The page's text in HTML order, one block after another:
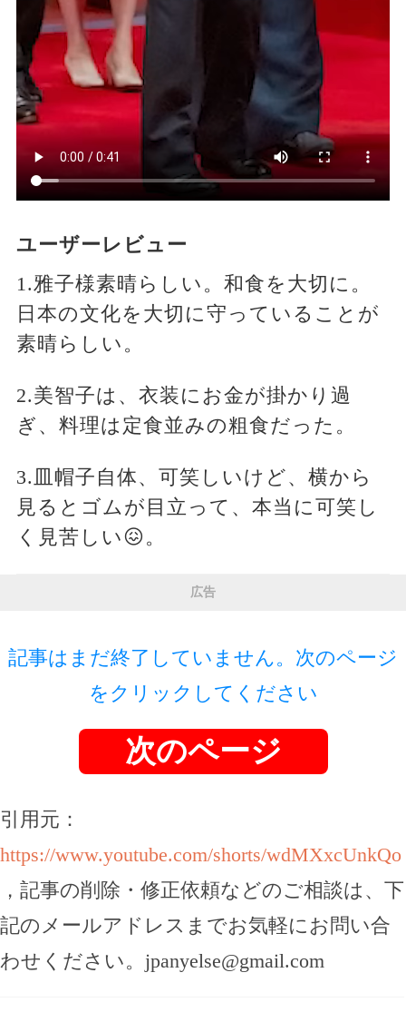
ユーザーレビュー
1.雅子様素晴らしい。和食を大切に。
日本の文化を大切に守っていることが
素晴らしい。
2.美智子は、衣装にお金が掛かり過
ぎ、料理は定食並みの粗食だった。
3.皿帽子自体、可笑しいけど、横から
見るとゴムが目立って、本当に可笑し
く見苦しい😖。
広告
記事はまだ終了していません。次のページ
をクリックしてください
次のページ
引用元：
https://www.youtube.com/shorts/wdMXxcUnkQo
，記事の削除・修正依頼などのご相談は、下
記のメールアドレスまでお気軽にお問い合
わせください。 jpanyelse@gmail.com